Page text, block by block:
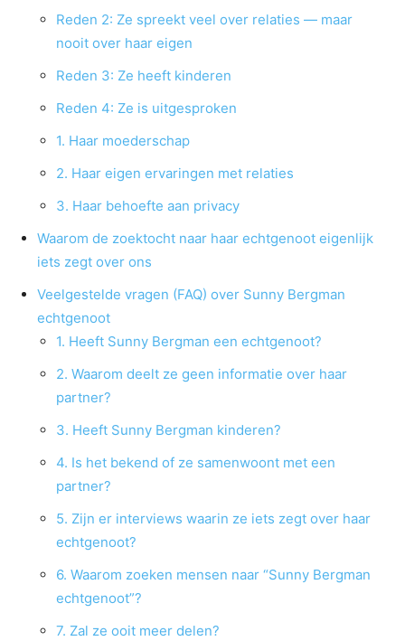
Reden 2: Ze spreekt veel over relaties — maar
nooit over haar eigen
Reden 3: Ze heeft kinderen
Reden 4: Ze is uitgesproken
1. Haar moederschap
2. Haar eigen ervaringen met relaties
3. Haar behoefte aan privacy
Waarom de zoektocht naar haar echtgenoot eigenlijk
iets zegt over ons
Veelgestelde vragen (FAQ) over Sunny Bergman
echtgenoot
1. Heeft Sunny Bergman een echtgenoot?
2. Waarom deelt ze geen informatie over haar
partner?
3. Heeft Sunny Bergman kinderen?
4. Is het bekend of ze samenwoont met een
partner?
5. Zijn er interviews waarin ze iets zegt over haar
echtgenoot?
6. Waarom zoeken mensen naar “Sunny Bergman
echtgenoot”?
7. Zal ze ooit meer delen?